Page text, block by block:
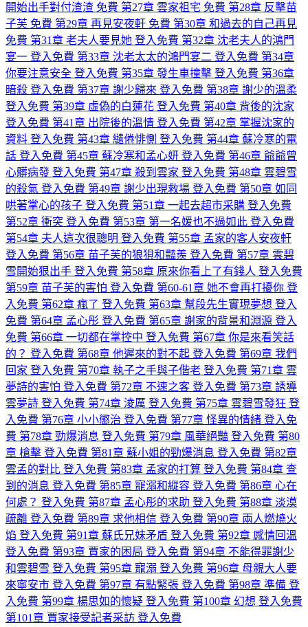
開始出手對付渣渣 免費 第27章 雲家祖宅 免費 第28章 反擊苗
子芙 免費 第29章 再見安夜軒 免費 第30章 和過去的自己再見
免費 第31章 老夫人要見她 登入免費 第32章 沈老夫人的鴻門
宴一 登入免費 第33章 沈老太太的鴻門宴二 登入免費 第34章
你要注意安全 登入免費 第35章 發生車撞擊 登入免費 第36章
暗殺 登入免費 第37章 謝少歸來 登入免費 第38章 謝少的溫柔
登入免費 第39章 虛偽的白蓮花 登入免費 第40章 背後的沈家
登入免費 第41章 出院後的溫情 登入免費 第42章 掌握沈家的
資料 登入免費 第43章 繾倦悱惻 登入免費 第44章 蘇冷寒的電
話 登入免費 第45章 蘇冷寒和孟心妍 登入免費 第46章 爺爺曾
心髒病發 登入免費 第47章 殺到雲家 登入免費 第48章 雲碧雪
的殺氣 登入免費 第49章 謝少出現救場 登入免費 第50章 如同
哄著掌心的孩子 登入免費 第51章 一起去超市采購 登入免費
第52章 衝突 登入免費 第53章 第一名媛也不過如此 登入免費
第54章 夫人這次很聰明 登入免費 第55章 孟家的客人安夜軒
登入免費 第56章 苗子芙的狼狽和豔羨 登入免費 第57章 雲碧
雪開始狠出手 登入免費 第58章 原來你看上了有錢人 登入免費
第59章 苗子芙的害怕 登入免費 第60-61章 她不會再打擾你 登
入免費 第62章 瘋了 登入免費 第63章 幫段先生實現夢想 登入
免費 第64章 孟心彤 登入免費 第65章 謝家的背景和淵源 登入
免費 第66章 一切都在掌控中 登入免費 第67章 你是來看笑話
的？ 登入免費 第68章 他遲來的對不起 登入免費 第69章 我們
回家 登入免費 第70章 執子之手與子偕老 登入免費 第71章 雲
夢詩的害怕 登入免費 第72章 不速之客 登入免費 第73章 誘導
雲夢詩 登入免費 第74章 淩厲 登入免費 第75章 雲碧雪發狂 登
入免費 第76章 小小懲治 登入免費 第77章 怪異的情緒 登入免
費 第78章 勁爆消息 登入免費 第79章 風華絕豔 登入免費 第80
章 槍擊 登入免費 第81章 蘇小姐的勁爆消息 登入免費 第82章
雲孟的對比 登入免費 第83章 孟家的打算 登入免費 第84章 查
到的消息 登入免費 第85章 寵溺和縱容 登入免費 第86章 心在
何處？ 登入免費 第87章 孟心彤的求助 登入免費 第88章 淡漠
疏離 登入免費 第89章 求他相信 登入免費 第90章 兩人燃燒火
焰 登入免費 第91章 蘇氏兄妹矛盾 登入免費 第92章 感情回溫
登入免費 第93章 賈家的困局 登入免費 第94章 不能得罪謝少
和雲碧雪 登入免費 第95章 寵溺 登入免費 第96章 母親大人要
來寧安市 登入免費 第97章 有點緊張 登入免費 第98章 準備 登
入免費 第99章 楊思如的懷疑 登入免費 第100章 幻想 登入免費
第101章 賈家接受記者采訪 登入免費